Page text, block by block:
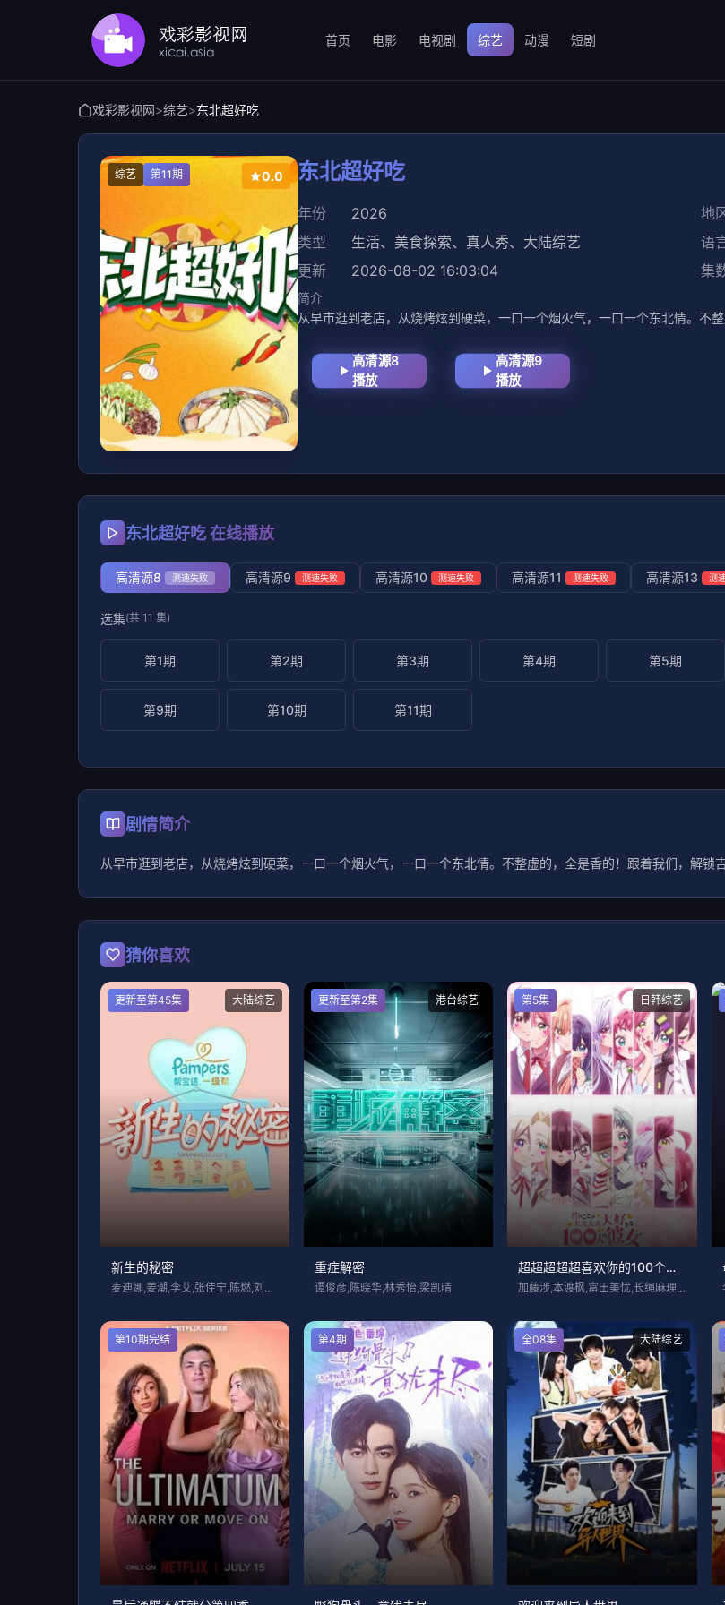
首页 电影 电视剧 综艺 动漫 短剧
戏彩影视网>综艺>东北超好吃
综艺 第11期 0.0 东北超好吃
年份 2026 地
类型
生活、 美食探索、 真人秀、 大陆综艺 语
更新
2026-08-02 16:03:04 集
简介
从早市逛到老店，从烧烤炫到硬菜，一口一个烟火气，一口一个东北情。不
高清源8
播放
高清源9
播放
东北超好吃 在线播放
高清源8 测速失败 高清源9 测速失败 高清源10 测速失败 高清源11 测速失败 高清源13 测
选集(共 11 集)
第1期 第2期 第3期 第4期 第5期
第9期 第10期 第11期
剧情简介
从早市逛到老店，从烧烤炫到硬菜，一口一个烟火气，一口一个东北情。不整虚的，全是香的！跟着我们，解锁
猜你喜欢
大陆综艺
更新至第45集
新生的秘密
麦迪娜,姜潮,李艾,张佳宁,陈燃,刘智满
港台综艺
更新至第2集
重症解密
谭俊彦,陈晓华,林秀怡,梁凯晴
日韩综艺
第5集
超超超超超喜欢你的100个女朋友第三季
加藤涉,本渡枫,富田美忧,长绳麻理亚,濑
第10期完结 第4期 大陆综艺
全08集